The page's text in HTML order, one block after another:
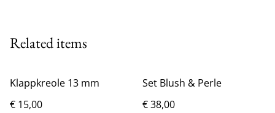
Related items
Klappkreole 13 mm
€ 15,00
Set Blush & Perle
€ 38,00